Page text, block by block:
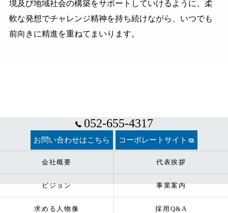
境及び地域社会の構築をサポートしていけるように、柔
軟な発想でチャレンジ精神を持ち続けながら、いつでも
前向きに精進を重ねてまいります。
052-655-4317
お問い合わせはこちら コーポレートサイト
会社概要 代表挨拶
ビジョン 事業案内
求める人物像 採用Q&A